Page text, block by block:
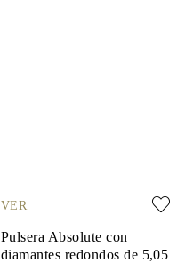
VER
Pulsera Absolute con
diamantes redondos de 5,05